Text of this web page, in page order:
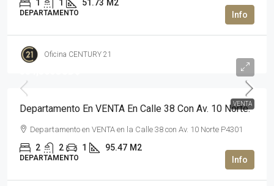
1 1 51.73 M2
DEPARTAMENTO
Oficina CENTURY 21
VENTA
Departamento En VENTA En Calle 38 Con Av. 10 Norte.
Departamento en VENTA en la Calle 38 con Av. 10 Norte P4301
2 2 1 95.47 M2
DEPARTAMENTO